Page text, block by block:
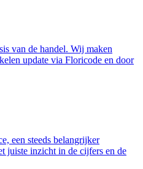
van de handel. Wij maken
update via Floricode en door
een steeds belangrijker
juiste inzicht in de cijfers en de